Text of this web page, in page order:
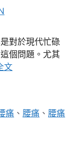
對於現代忙碌
個問題。尤其
文
痛 、 腰痛 、 腰痛